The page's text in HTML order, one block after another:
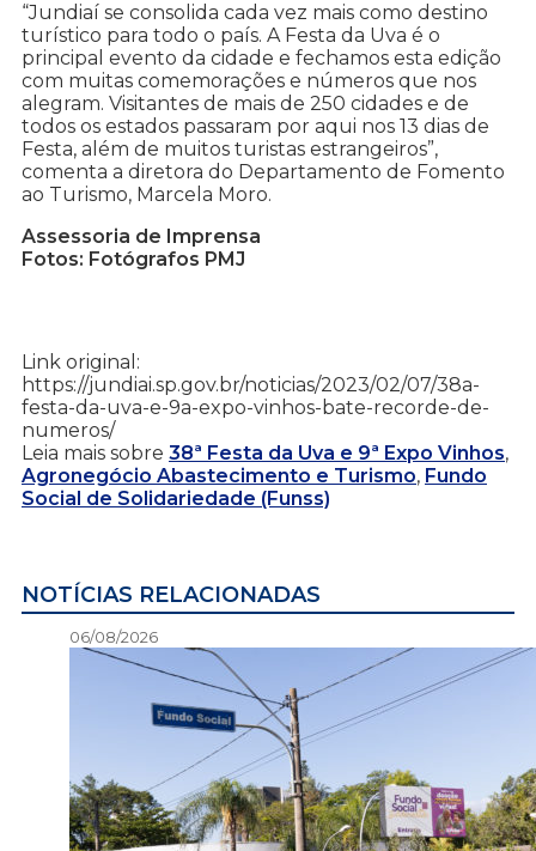
“Jundiaí se consolida cada vez mais como destino
turístico para todo o país. A Festa da Uva é o
principal evento da cidade e fechamos esta edição
com muitas comemorações e números que nos
alegram. Visitantes de mais de 250 cidades e de
todos os estados passaram por aqui nos 13 dias de
Festa, além de muitos turistas estrangeiros”,
comenta a diretora do Departamento de Fomento
ao Turismo, Marcela Moro.
Assessoria de Imprensa
Fotos: Fotógrafos PMJ
Link original:
https://jundiai.sp.gov.br/noticias/2023/02/07/38a-
festa-da-uva-e-9a-expo-vinhos-bate-recorde-de-
numeros/
Leia mais sobre 38ª Festa da Uva e 9ª Expo Vinhos,
Agronegócio Abastecimento e Turismo, Fundo
Social de Solidariedade (Funss)
NOTÍCIAS RELACIONADAS
06/08/2026